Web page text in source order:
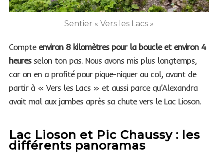
Sentier « Vers les Lacs »
Compte environ 8 kilomètres pour la boucle et environ 4
heuresselon ton pas. Nous avons mis plus longtemps,
car on en a profité pour pique-niquer au col, avant de
partir à « Vers les Lacs » et aussi parce qu’Alexandra
avait mal aux jambes après sa chute vers le Lac Lioson.
Lac Lioson et Pic Chaussy : les
différents panoramas